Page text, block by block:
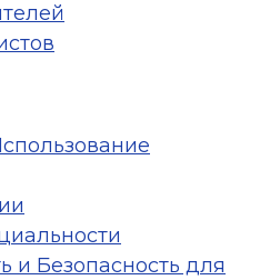
и Безопасность для